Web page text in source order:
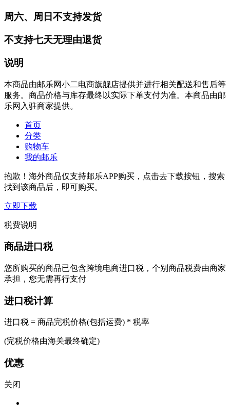
周六、周日不支持发货
不支持七天无理由退货
说明
本商品由邮乐网小二电商旗舰店提供并进行相关配送和售后等
服务。商品价格与库存最终以实际下单支付为准。本商品由邮
乐网入驻商家提供。
首页
分类
购物车
我的邮乐
抱歉！海外商品仅支持邮乐APP购买，点击去下载按钮，搜索
找到该商品后，即可购买。
立即下载
税费说明
商品进口税
您所购买的商品已包含跨境电商进口税，个别商品税费由商家
承担，您无需再行支付
进口税计算
进口税 = 商品完税价格(包括运费) * 税率
(完税价格由海关最终确定)
优惠
关闭